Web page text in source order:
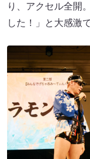
り、アクセル全開
した！」と大感激で